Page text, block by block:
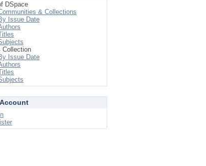
DSpace
& Collections
Issue Date
Collection
Issue Date